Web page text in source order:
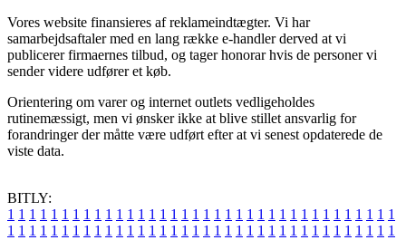
Vores website finansieres af reklameindtægter. Vi har
samarbejdsaftaler med en lang række e-handler derved at vi
publicerer firmaernes tilbud, og tager honorar hvis de personer vi
sender videre udfører et køb.
Orientering om varer og internet outlets vedligeholdes
rutinemæssigt, men vi ønsker ikke at blive stillet ansvarlig for
forandringer der måtte være udført efter at vi senest opdaterede de
viste data.
BITLY:
1 1 1 1 1 1 1 1 1 1 1 1 1 1 1 1 1 1 1 1 1 1 1 1 1 1 1 1 1 1 1 1 1 1 1 1
1 1 1 1 1 1 1 1 1 1 1 1 1 1 1 1 1 1 1 1 1 1 1 1 1 1 1 1 1 1 1 1 1 1 1 1